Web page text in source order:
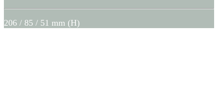
206 / 85 / 51 mm (H)